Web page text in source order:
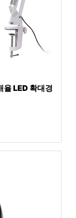
율 LED 확대경